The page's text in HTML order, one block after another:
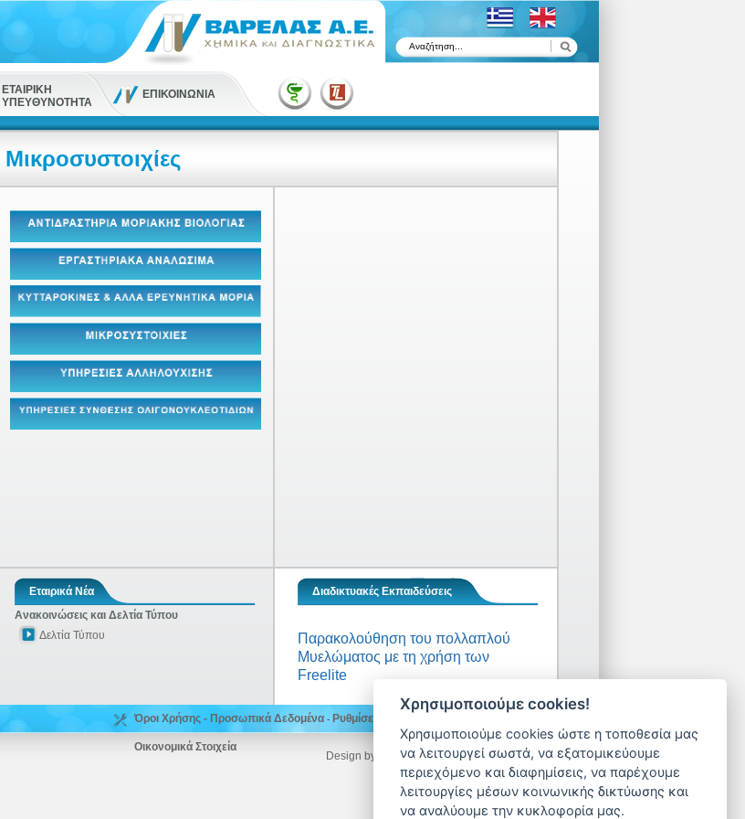
ΕΤΑΙΡΙΚΗ
ΥΠΕΥΘΥΝΟΤΗΤΑ
ΕΠΙΚΟΙΝΩΝΙΑ
Μικροσυστοιχίες
Εταιρικά Νέα
Ανακοινώσεις και Δελτία Τύπου
Δελτία Τύπου
Διαδικτυακές Εκπαιδεύσεις
Παρακολούθηση του πολλαπλού
Μυελώματος με τη χρήση των
Freelite
Όροι Χρήσης - Προσωπικά Δεδομένα - Ρυθμίσεις Cookies
Οικονομικά Στοιχεία
Design by Machi Deimezi- Developed byLogicONE
Χρησιμοποιούμε cookies!
Χρησιμοποιούμε cookies ώστε η τοποθεσία μας
να λειτουργεί σωστά, να εξατομικεύουμε
περιεχόμενο και διαφημίσεις, να παρέχουμε
λειτουργίες μέσων κοινωνικής δικτύωσης και
να αναλύουμε την κυκλοφορία μας.